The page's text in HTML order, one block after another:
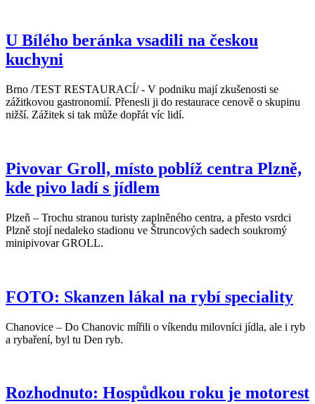
U Bílého beránka vsadili na českou
kuchyni
Brno /TEST RESTAURACÍ/ - V podniku mají zkušenosti se
zážitkovou gastronomií. Přenesli ji do restaurace cenově o skupinu
nižší. Zážitek si tak může dopřát víc lidí.
Pivovar Groll, místo poblíž centra Plzně,
kde pivo ladí s jídlem
Plzeň – Trochu stranou turisty zaplněného centra, a přesto vsrdci
Plzně stojí nedaleko stadionu ve Štruncových sadech soukromý
minipivovar GROLL.
FOTO: Skanzen lákal na rybí speciality
Chanovice – Do Chanovic mířili o víkendu milovníci jídla, ale i ryb
a rybaření, byl tu Den ryb.
Rozhodnuto: Hospůdkou roku je motorest